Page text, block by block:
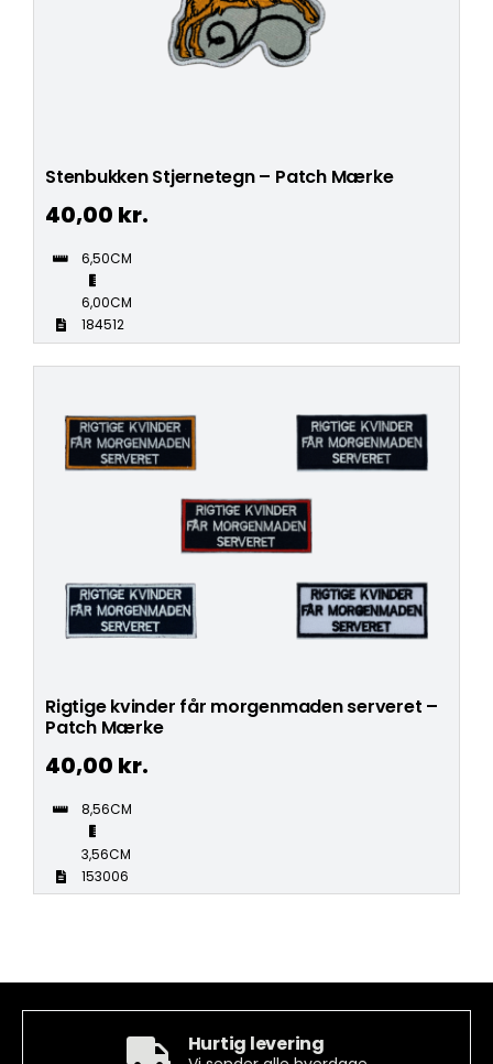
Stenbukken Stjernetegn – Patch Mærke
40,00 kr.
6,50CM
6,00CM
184512
Rigtige kvinder får morgenmaden serveret –
Patch Mærke
40,00 kr.
8,56CM
3,56CM
153006
Hurtig levering